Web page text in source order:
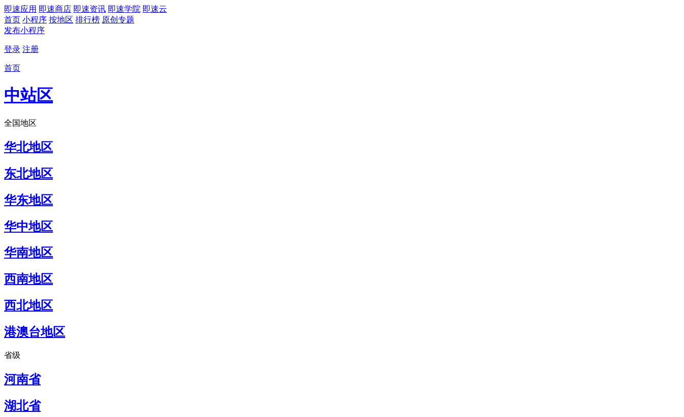
即速应用 即速商店 即速资讯 即速学院 即速云
首页 小程序 按地区 排行榜 原创专题
发布小程序
登录 注册
首页
中站区
全国地区
华北地区
东北地区
华东地区
华中地区
华南地区
西南地区
西北地区
港澳台地区
省级
河南省
湖北省